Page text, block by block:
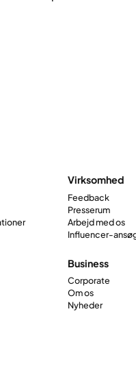
Virksomhed
Feedback
Presserum
Arbejd med os
Influencer-
Business
Corporate
Om os
Nyheder